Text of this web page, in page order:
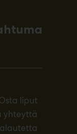
liput
yhteyttä